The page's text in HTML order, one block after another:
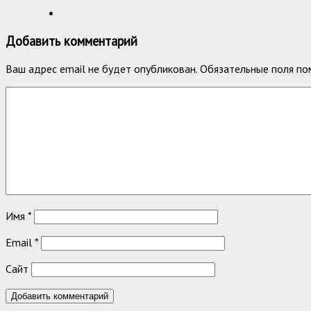
Добавить комментарий
Ваш адрес email не будет опубликован. Обязательные поля
Имя *
Email *
Сайт